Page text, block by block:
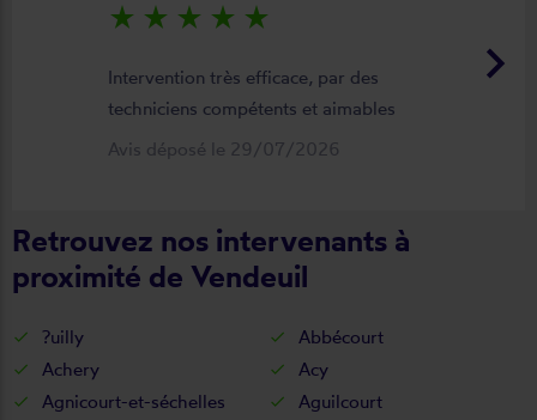
keyboard_arrow_right
star_rate star_rate star_rate star_rate star_rate
Intervention très efficace, par des
techniciens compétents et aimables
Avis déposé le 29/07/2026
Retrouvez nos intervenants à
proximité de Vendeuil
?uilly
Abbécourt
Achery
Acy
Agnicourt-et-séchelles
Aguilcourt